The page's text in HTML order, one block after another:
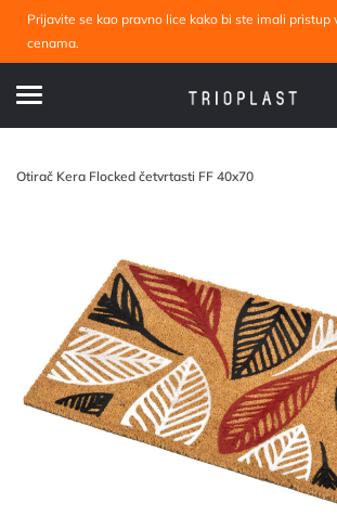
Prijavite se kao pravno lice kako bi ste imali pristup
cenama.
Otirač Kera Flocked četvrtasti FF 40x70